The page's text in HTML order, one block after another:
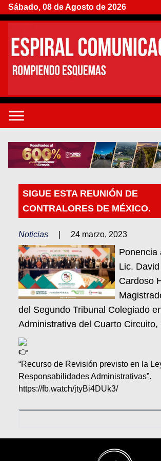
Sábado, 08 de Agosto de 2026
SIGUE ESTA REUNIÓN DE
CONTRALORES DE MÉXICO.
Noticias 24 marzo, 2023
Ponencia
Lic.
Cardoso
del Segundo Tribunal Colegiado
Administrativa del Cuarto Circuito,
“Recurso de Revisión previsto en la
Responsabilidades Administrativas”.
https://fb.watch/jtyBi4DUk3/